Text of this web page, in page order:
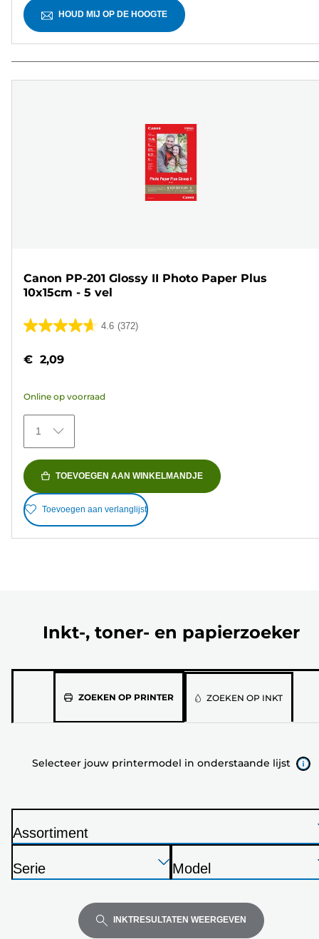
HOUD MIJ OP DE HOOGTE
Canon PP-201 Glossy II Photo Paper Plus
10x15cm - 5 vel
4.6 (372)
4.6
de
sterren.
372
beoordelingen
€ 2,09
Online op voorraad
1
TOEVOEGEN AAN WINKELMANDJE
Toevoegen aan verlanglijst
Inkt-, toner- en papierzoeker
ZOEKEN OP PRINTERSelecteer
onderstaande
ZOEKEN OP INKT
Selecteer jouw printermodel in onderstaande lijst
Druk
op
P
Assortiment
Druk
op
P
Serie
Druk
op
P
r
i
Model
INKTRESULTATEN WEERGEVEN